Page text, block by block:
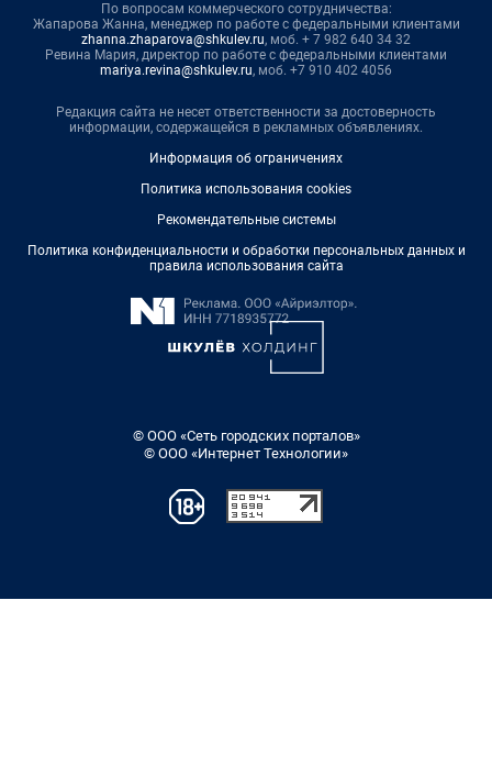
По вопросам коммерческого сотрудничества:
Жапарова Жанна, менеджер по работе с федеральными клиентами
zhanna.zhaparova@shkulev.ru, моб. + 7 982 640 34 32
Ревина Мария, директор по работе с федеральными клиентами
mariya.revina@shkulev.ru, моб. +7 910 402 4056
Редакция сайта не несет ответственности за достоверность
информации, содержащейся в рекламных объявлениях.
Информация об ограничениях
Политика использования cookies
Рекомендательные системы
Политика конфиденциальности и обработки персональных данных и
правила использования сайта
© ООО «Сеть городских порталов»
© ООО «Интернет Технологии»